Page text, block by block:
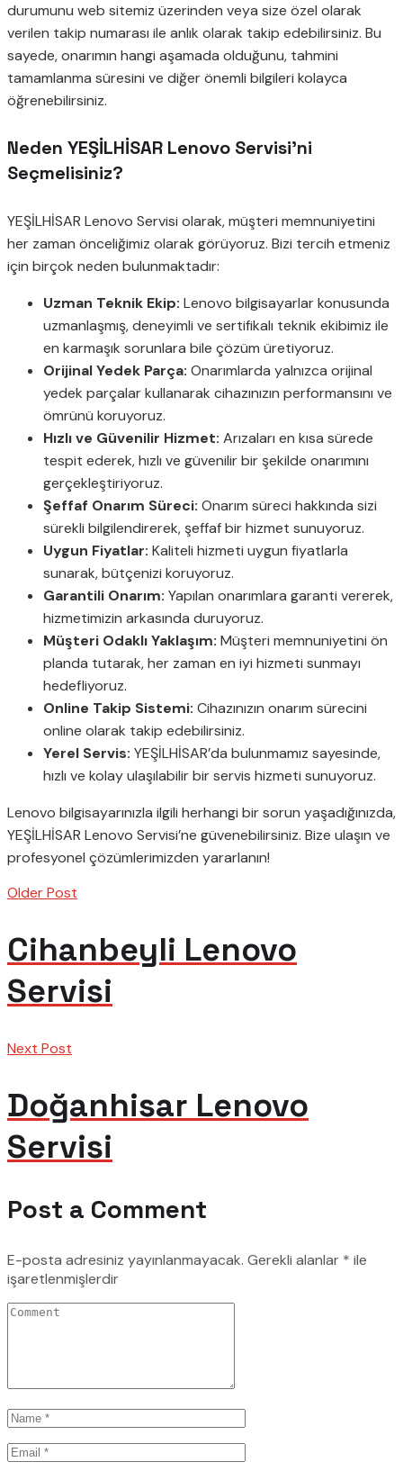
durumunu web sitemiz üzerinden veya size özel olarak
verilen takip numarası ile anlık olarak takip edebilirsiniz. Bu
sayede, onarımın hangi aşamada olduğunu, tahmini
tamamlanma süresini ve diğer önemli bilgileri kolayca
öğrenebilirsiniz.
Neden YEŞİLHİSAR Lenovo Servisi’ni
Seçmelisiniz?
YEŞİLHİSAR Lenovo Servisi olarak, müşteri memnuniyetini
her zaman önceliğimiz olarak görüyoruz. Bizi tercih etmeniz
için birçok neden bulunmaktadır:
Uzman Teknik Ekip: Lenovo bilgisayarlar konusunda
uzmanlaşmış, deneyimli ve sertifikalı teknik ekibimiz ile
en karmaşık sorunlara bile çözüm üretiyoruz.
Orijinal Yedek Parça: Onarımlarda yalnızca orijinal
yedek parçalar kullanarak cihazınızın performansını ve
ömrünü koruyoruz.
Hızlı ve Güvenilir Hizmet: Arızaları en kısa sürede
tespit ederek, hızlı ve güvenilir bir şekilde onarımını
gerçekleştiriyoruz.
Şeffaf Onarım Süreci: Onarım süreci hakkında sizi
sürekli bilgilendirerek, şeffaf bir hizmet sunuyoruz.
Uygun Fiyatlar: Kaliteli hizmeti uygun fiyatlarla
sunarak, bütçenizi koruyoruz.
Garantili Onarım: Yapılan onarımlara garanti vererek,
hizmetimizin arkasında duruyoruz.
Müşteri Odaklı Yaklaşım: Müşteri memnuniyetini ön
planda tutarak, her zaman en iyi hizmeti sunmayı
hedefliyoruz.
Online Takip Sistemi: Cihazınızın onarım sürecini
online olarak takip edebilirsiniz.
Yerel Servis: YEŞİLHİSAR’da bulunmamız sayesinde,
hızlı ve kolay ulaşılabilir bir servis hizmeti sunuyoruz.
Lenovo bilgisayarınızla ilgili herhangi bir sorun yaşadığınızda,
YEŞİLHİSAR Lenovo Servisi’ne güvenebilirsiniz. Bize ulaşın ve
profesyonel çözümlerimizden yararlanın!
Older Post
Cihanbeyli Lenovo
Servisi
Next Post
Doğanhisar Lenovo
Servisi
Post a Comment
E-posta adresiniz yayınlanmayacak. Gerekli alanlar * ile
işaretlenmişlerdir